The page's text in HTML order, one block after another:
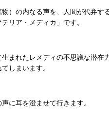
）の内なる声を、人間が代弁す
リア・メディカ」です。
まれたレメディの不思議な潜在
しまいます。
に耳を澄ませて行きます。